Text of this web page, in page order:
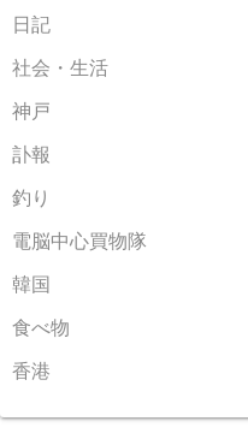
日記
社会・生活
神戸
訃報
釣り
電脳中心買物隊
韓国
食べ物
香港